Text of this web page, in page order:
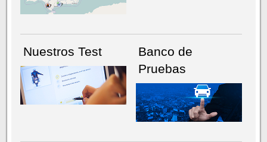
Nuestros Test
Banco de
Pruebas